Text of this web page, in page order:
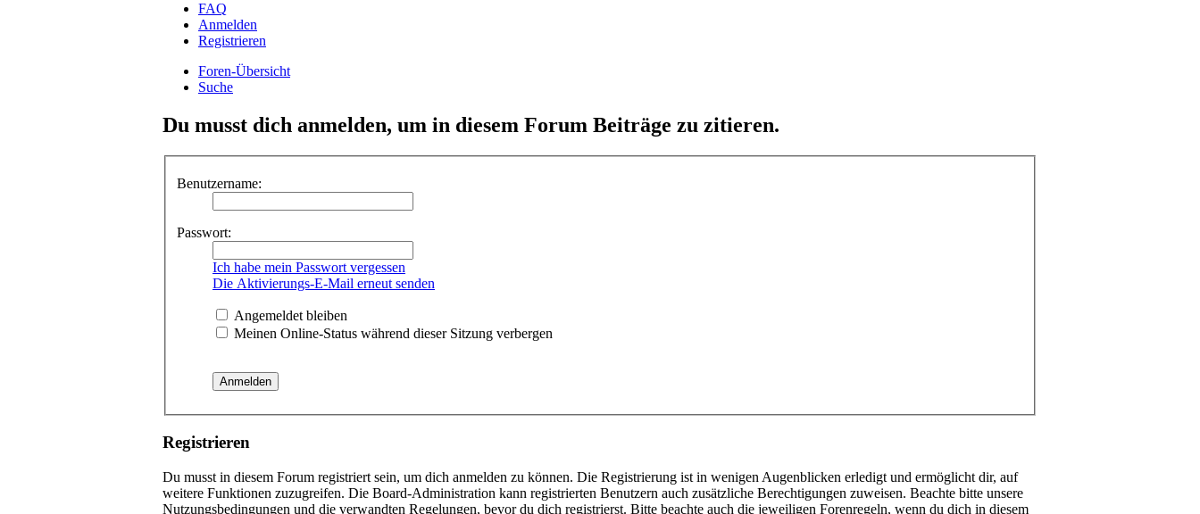
FAQ
Anmelden
Registrieren
Foren-Übersicht
Suche
Du musst dich anmelden, um in diesem Forum Beiträge zu zitieren.
Benutzername:
Passwort:
Ich habe mein Passwort vergessen
Die Aktivierungs-E-Mail erneut senden
Angemeldet bleiben
Meinen Online-Status während dieser Sitzung verbergen
Registrieren
Du musst in diesem Forum registriert sein, um dich anmelden zu können. Die Registrierung ist in wenigen Augenblicken erledigt und ermöglicht dir, auf
weitere Funktionen zuzugreifen. Die Board-Administration kann registrierten Benutzern auch zusätzliche Berechtigungen zuweisen. Beachte bitte unsere
Nutzungsbedingungen und die verwandten Regelungen, bevor du dich registrierst. Bitte beachte auch die jeweiligen Forenregeln, wenn du dich in diesem